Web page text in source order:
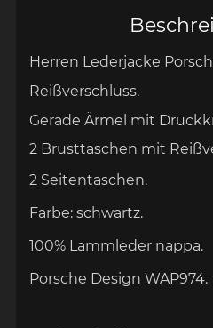
Herren Lederjacke
Reißverschluss.
Gerade Ärmel mit
2 Brusttaschen mit
2 Seitentaschen.
Farbe: schwartz.
100% Lammleder nappa.
Porsche Design WAP974.